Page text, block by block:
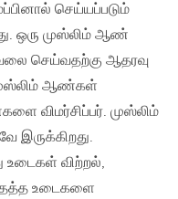
செய்யப்படும்
ஒரு முஸ்லிம் ஆண்
செய்வதற்கு ஆதரவு
ஆண்கள்
விமர்சிப்பர். முஸ்லிம்
இருக்கிறது.
உடைகள் விற்றல்,
உடைகளை